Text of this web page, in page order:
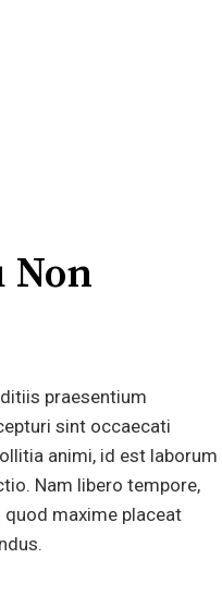
Non
praesentium
sint occaecati
animi, id est laborum
Nam libero tempore,
maxime placeat